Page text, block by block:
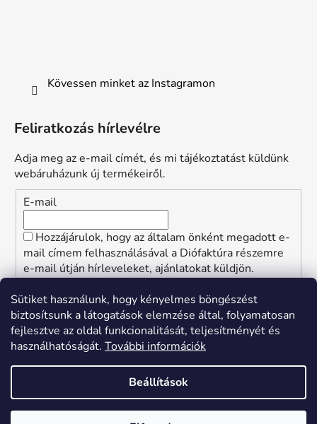
Sütiket használunk, hogy kényelmes böngészést
biztosítsunk a látogatások elemzése által, folyamatosan
fejlesztve az oldal funkcionalitását, teljesítményét és
használhatóságát. További információk
Beállítások
Kövessen minket az Instagramon
Feliratkozás hírlevélre
Adja meg az e-mail címét, és mi tájékoztatást küldünk
webáruházunk új termékeiről.
E-mail
Hozzájárulok, hogy az általam önként megadott e-
mail címem felhasználásával a Diófaktúra részemre
e-mail útján hírleveleket, ajánlatokat küldjön.
elolvastam. Megértettem, hogy a hozzájárulásom
bármikor visszavonhatom.
FELIRATKOZÁS